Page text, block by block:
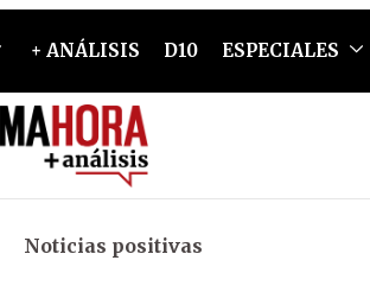
+ ANÁLISIS D10 ESPECIALES
Noticias positivas